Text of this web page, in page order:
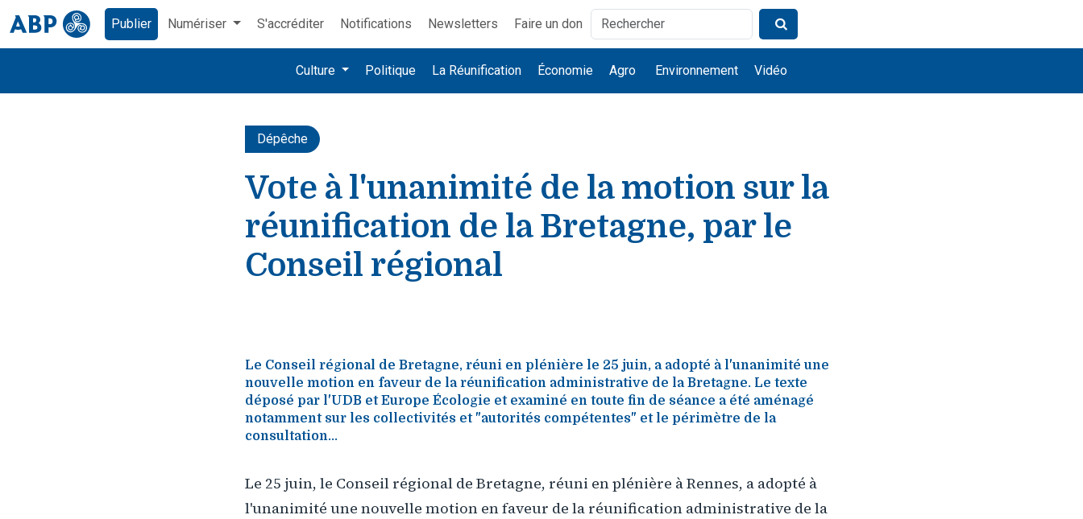
Publier Numériser S'accréditer Notifications Newsletters Faire un don
Culture Politique La Réunification Économie Agro Environnement Vidéo
Dépêche
Vote à l'unanimité de la motion sur la
réunification de la Bretagne, par le
Conseil régional
Le Conseil régional de Bretagne, réuni en plénière le 25 juin, a adopté à l'unanimité une
nouvelle motion en faveur de la réunification administrative de la Bretagne. Le texte
déposé par l'UDB et Europe Écologie et examiné en toute fin de séance a été aménagé
notamment sur les collectivités et "autorités compétentes" et le périmètre de la
consultation...
Le 25 juin, le Conseil régional de Bretagne, réuni en plénière à Rennes, a adopté à
l'unanimité une nouvelle motion en faveur de la réunification administrative de la